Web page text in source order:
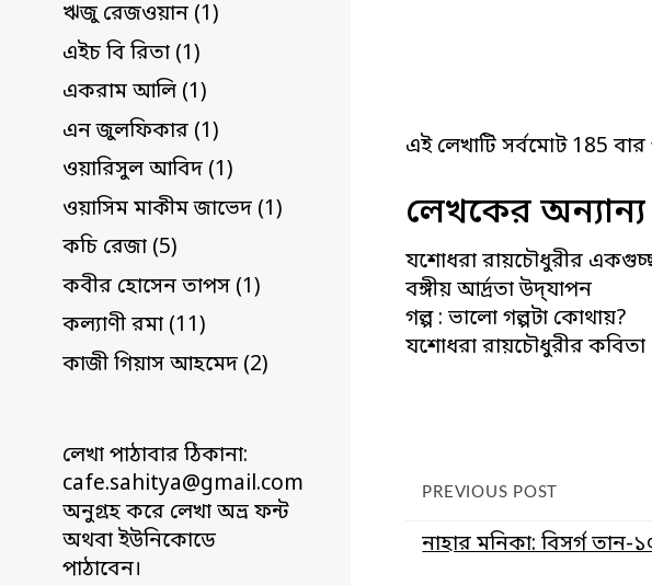
ঋজু রেজওয়ান (1)
এইচ বি রিতা (1)
একরাম আলি (1)
এন জুলফিকার (1)
ওয়ারিসুল আবিদ (1)
ওয়াসিম মাকীম জাভেদ (1)
কচি রেজা (5)
কবীর হোসেন তাপস (1)
কল্যাণী রমা (11)
কাজী গিয়াস আহমেদ (2)
লেখা পাঠাবার ঠিকানা:
cafe.sahitya@gmail.com
অনুগ্রহ করে লেখা অভ্র ফন্ট
অথবা ইউনিকোডে
পাঠাবেন।
এই লেখাটি সর্বমোট 185
লেখকের
যশোধরা রায়চৌধুরীর
বঙ্গীয় আর্দ্রতা উদ্‌যাপন
গল্প : ভালো গল্পটা কোথায়?
যশোধরা রায়চৌধুরীর কবিতা
PREVIOUS POST
নাহার মনিকা: বিসর্গ তান-